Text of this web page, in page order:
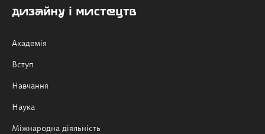
дизайну і мистецтв
Академія
Вступ
Навчання
Наука
Міжнародна діяльність